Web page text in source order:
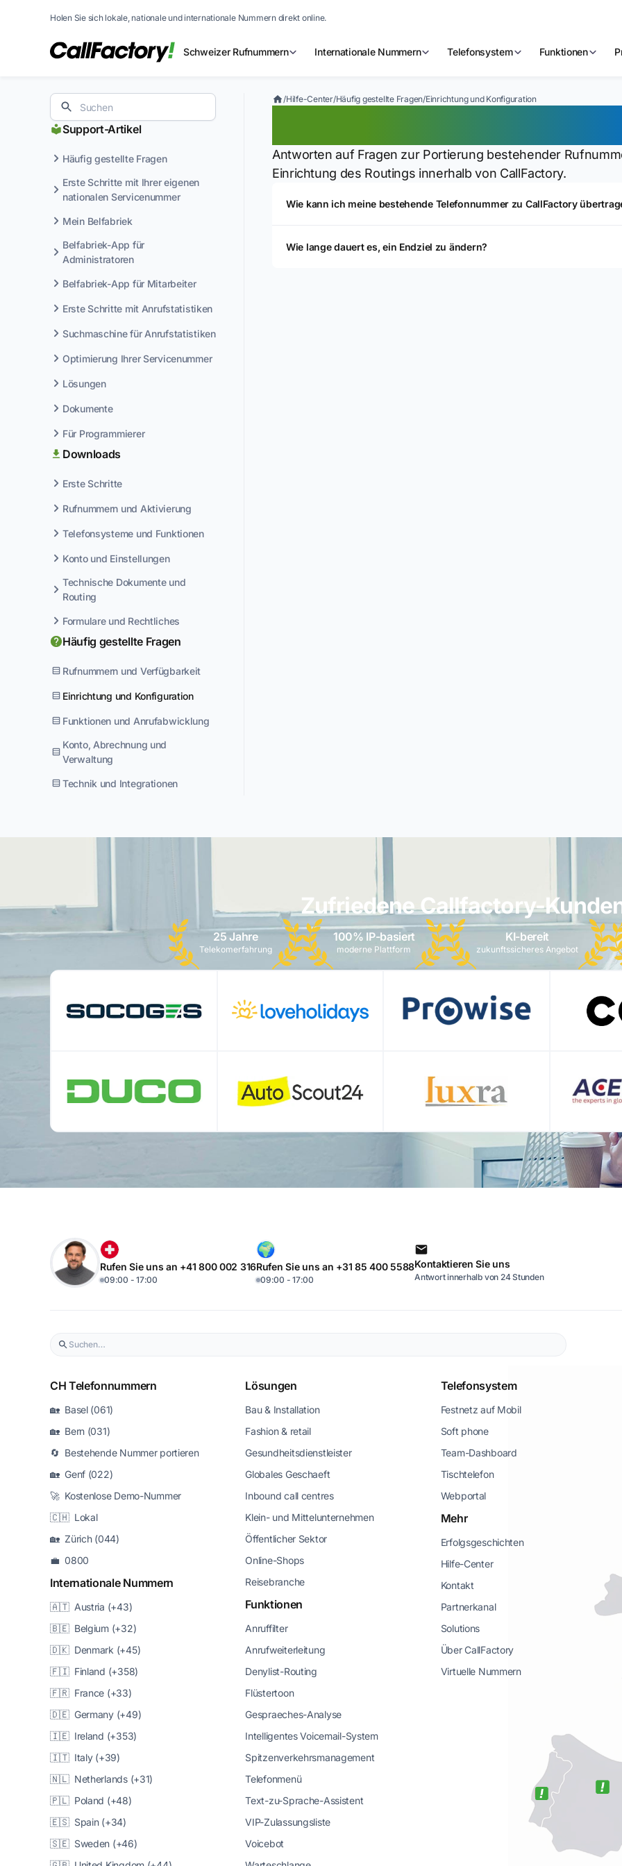
Holen Sie sich lokale, nationale und internationale Nummern direkt online.
Schweizer Rufnummern Internationale Nummern Telefonsystem Funktionen
Support-Artikel
Häufig gestellte Fragen
Erste Schritte mit Ihrer eigenen
nationalen Servicenummer
Mein Belfabriek
Belfabriek-App für
Administratoren
Belfabriek-App für Mitarbeiter
Erste Schritte mit Anrufstatistiken
Suchmaschine für Anrufstatistiken
Optimierung Ihrer Servicenummer
Lösungen
Dokumente
Für Programmierer
Downloads
Erste Schritte
Rufnummern und Aktivierung
Telefonsysteme und Funktionen
Konto und Einstellungen
Technische Dokumente und
Routing
Formulare und Rechtliches
Häufig gestellte Fragen
Rufnummern und Verfügbarkeit
Einrichtung und Konfiguration
Funktionen und Anrufabwicklung
Konto, Abrechnung und
Verwaltung
Technik und Integrationen
/Hilfe-Center/Häufig gestellte Fragen/Einrichtung und Konfiguration
Antworten auf Fragen zur Portierung bestehender
Einrichtung des Routings innerhalb von CallFactory.
Wie kann ich meine bestehende Telefonnummer zu CallFactory
Wie lange dauert es, ein Endziel zu ändern?
Zufriedene Callfactory-
25 Jahre
Telekomerfahrung
100% IP-basiert
moderne Plattform
KI-bereit
zukunftssicheres Angebot
Rufen Sie uns an +41 800 002 316
09:00 - 17:00
Rufen Sie uns an +31 85 400 5588
09:00 - 17:00
Kontaktieren Sie uns
Antwort innerhalb von 24 Stunden
CH Telefonnummern
🏡 Basel (061)
🏡 Bern (031)
🔄 Bestehende Nummer portieren
🏡 Genf (022)
🚀 Kostenlose Demo-Nummer
🇨🇭 Lokal
🏡 Zürich (044)
💼 0800
Internationale Nummern
🇦🇹 Austria (+43)
🇧🇪 Belgium (+32)
🇩🇰 Denmark (+45)
🇫🇮 Finland (+358)
🇫🇷 France (+33)
🇩🇪 Germany (+49)
🇮🇪 Ireland (+353)
🇮🇹 Italy (+39)
🇳🇱 Netherlands (+31)
🇵🇱 Poland (+48)
🇪🇸 Spain (+34)
🇸🇪 Sweden (+46)
Lösungen
Bau & Installation
Fashion & retail
Gesundheitsdienstleister
Globales Geschaeft
Inbound call centres
Klein- und Mittelunternehmen
Öffentlicher Sektor
Online-Shops
Reisebranche
Funktionen
Anruffilter
Anrufweiterleitung
Denylist-Routing
Flüstertoon
Gespraeches-Analyse
Intelligentes Voicemail-System
Spitzenverkehrsmanagement
Telefonmenü
Text-zu-Sprache-Assistent
VIP-Zulassungsliste
Voicebot
Telefonsystem
Festnetz auf Mobil
Soft phone
Team-Dashboard
Tischtelefon
Webportal
Mehr
Erfolgsgeschichten
Hilfe-Center
Kontakt
Partnerkanal
Solutions
Über CallFactory
Virtuelle Nummern